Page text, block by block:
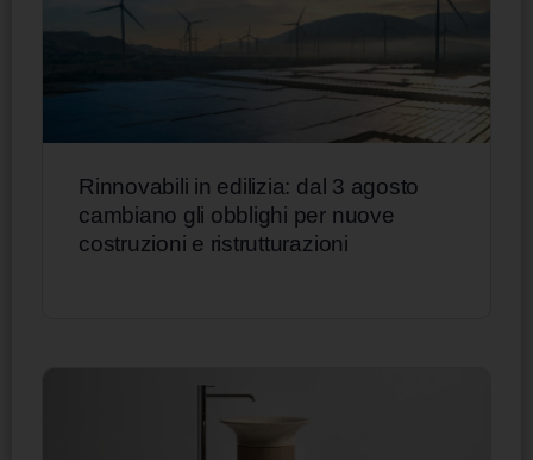
Rinnovabili in edilizia: dal 3 agosto
cambiano gli obblighi per nuove
costruzioni e ristrutturazioni